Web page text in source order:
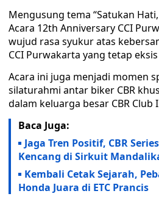
Mengusung tema “Satukan
Acara 12th Anniversary CCI
wujud rasa syukur atas
CCI Purwakarta yang tetap
Acara ini juga menjadi momen
silaturahmi antar biker CBR
dalam keluarga besar CBR Club
Baca Juga:
Jaga Tren Positif, CBR
Kencang di Sirkuit
Kembali Cetak Sejarah,
Honda Juara di ETC Prancis